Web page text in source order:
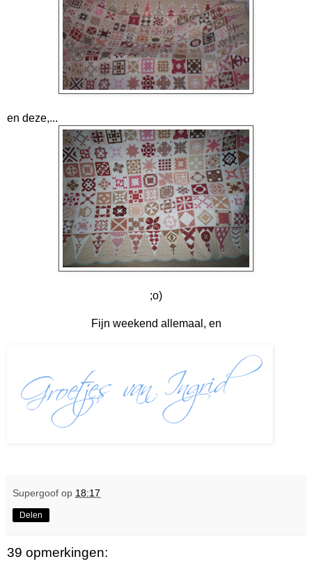
en deze,...
;o)
Fijn weekend allemaal, en
Supergoof op 18:17
Delen
39 opmerkingen: